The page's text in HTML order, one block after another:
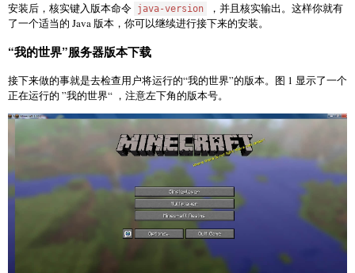
安装后，核实键入版本命令 java-version
，并且核实输出。这样你就有
了一个适当的 Java 版本，你可以继续进行接下来的安装。
“我的世界”服务器版本下载
接下来做的事就是去检查用户将运行的“我的世界”的版本。图 1 显示了一个
正在运行的 ”我的世界“ ，注意左下角的版本号。